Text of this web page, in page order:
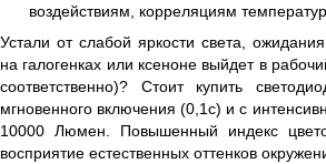
воздействиям, корреляциям
Устали от слабой яркости света,
на галогенках или ксеноне выйдет в
соответственно)? Стоит купить
мгновенного включения (0,1с) и с
10000 Люмен. Повышенный индекс
восприятие естественных оттенков